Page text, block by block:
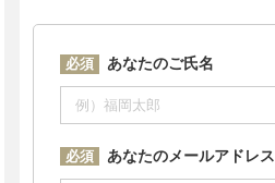
必須 あなたのご氏名
必須 あなたのメールアドレス